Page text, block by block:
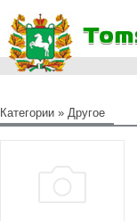
Категории » Другое